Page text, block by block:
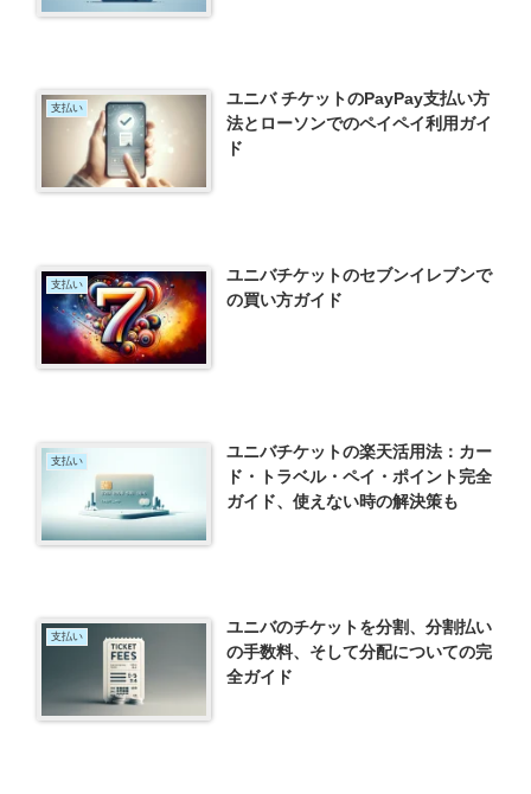
支払い
ユニバ チケットのPayPay支払い方
法とローソンでのペイペイ利用ガイ
ド
支払い
ユニバチケットのセブンイレブンで
の買い方ガイド
支払い
ユニバチケットの楽天活用法：カー
ド・トラベル・ペイ・ポイント完全
ガイド、使えない時の解決策も
支払い
ユニバのチケットを分割、分割払い
の手数料、そして分配についての完
全ガイド